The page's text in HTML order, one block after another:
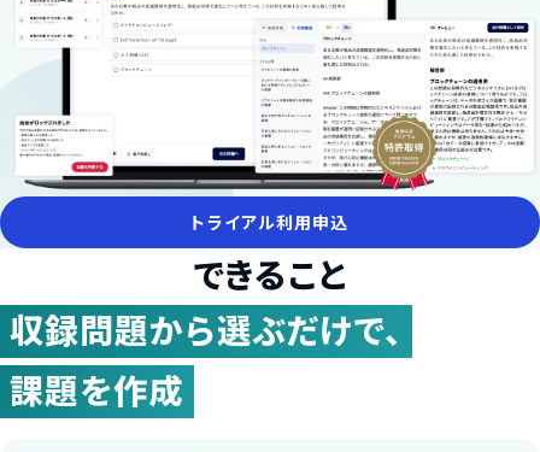
トライアル利用申込
できること
収録問題から選ぶだけで、
課題を作成